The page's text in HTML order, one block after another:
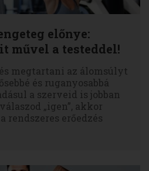
előnye:
művel a testeddel!
megtartani az álomsúlyt
és ruganyosabbá
a szerveid is jobban
„igen”, akkor
rendszeres erőedzés